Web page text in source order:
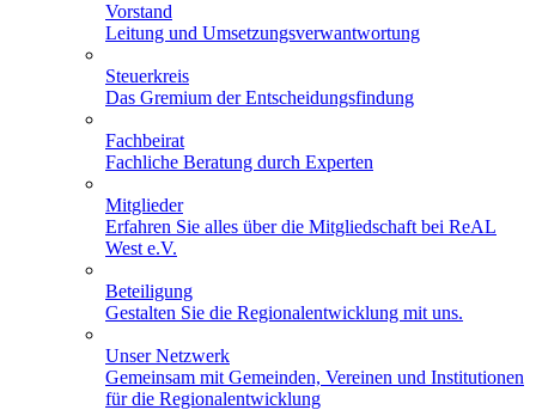
Vorstand
Leitung und Umsetzungsverwantwortung
Steuerkreis
Das Gremium der Entscheidungsfindung
Fachbeirat
Fachliche Beratung durch Experten
Mitglieder
Erfahren Sie alles über die Mitgliedschaft bei ReAL
West e.V.
Beteiligung
Gestalten Sie die Regionalentwicklung mit uns.
Unser Netzwerk
Gemeinsam mit Gemeinden, Vereinen und Institutionen
für die Regionalentwicklung